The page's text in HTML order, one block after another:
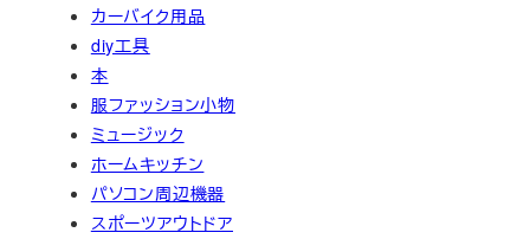
カーバイク用品
diy工具
本
服ファッション小物
ミュージック
ホームキッチン
パソコン周辺機器
スポーツアウトドア